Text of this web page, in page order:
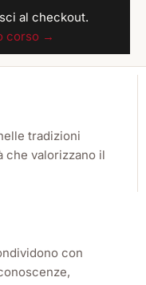
al checkout.
corso →
tradizioni
che valorizzano il
con